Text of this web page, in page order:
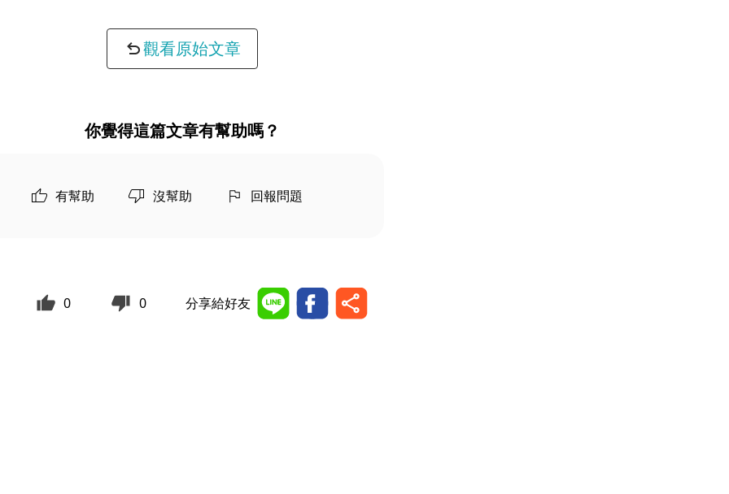
觀看原始文章
你覺得這篇文章有幫助嗎？
有幫助 沒幫助 回報問題
0 0 分享給好友